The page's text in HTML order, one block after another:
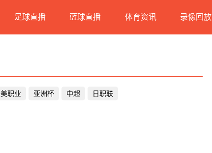
足球直播 蓝球直播 体育资讯 录像回放
美职业 亚洲杯 中超 日职联